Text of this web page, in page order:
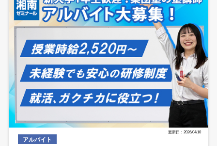
更新日：2026/04/10
アルバイト